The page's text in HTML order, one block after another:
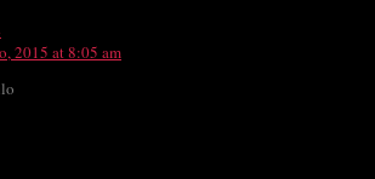
2015 at 8:05 am